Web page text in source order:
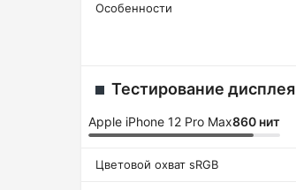
Особенности
Тестирование дисплея
Apple iPhone 12 Pro Max860 нит
Цветовой охват sRGB